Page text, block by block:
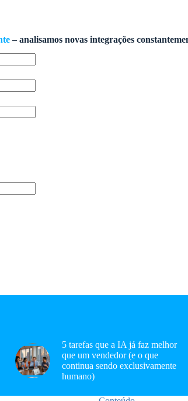
– analisamos novas integrações
5 tarefas que a IA já faz melhor
que um vendedor (e o que
continua sendo exclusivamente
humano)